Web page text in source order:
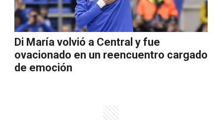
Di María volvió a Central y fue
ovacionado en un reencuentro cargado
de emoción